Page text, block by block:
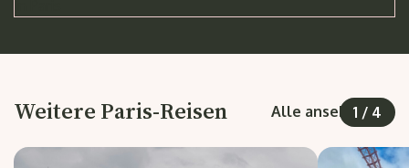
Weitere Paris-Reisen Alle ansehen
1 / 4